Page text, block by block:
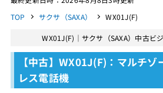
TOP
サクサ（SAXA） WX01J(F)
WX01J(F)｜サクサ（SAXA）中古ビ
【中古】WX01J(F)：マルチ
レス電話機